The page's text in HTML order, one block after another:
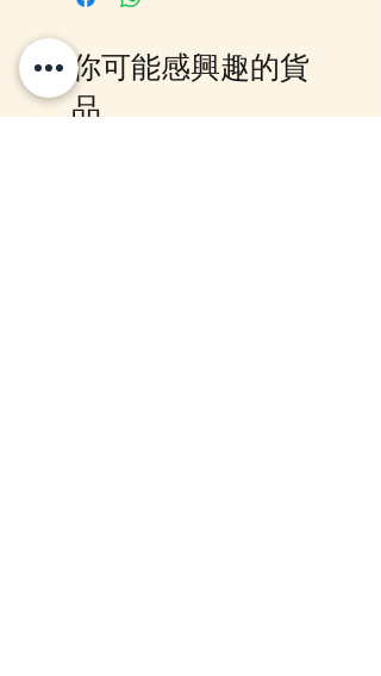
Facebook PM 或 Whatsapp 我們
訂貨, 詳情請Facebook PM 或
Whatsapp 聯絡我們
你可能感興趣的貨
品